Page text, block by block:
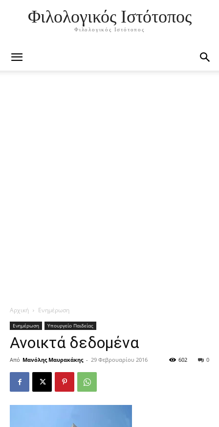
Φιλολογικός Ιστότοπος
Φιλολογικός Ιστότοπος
Αρχική Ενημέρωση
Ενημέρωση Υπουργείο Παιδείας
Ανοικτά δεδομένα
Από Μανόλης Μαυρακάκης - 29 Φεβρουαρίου 2016 0
602